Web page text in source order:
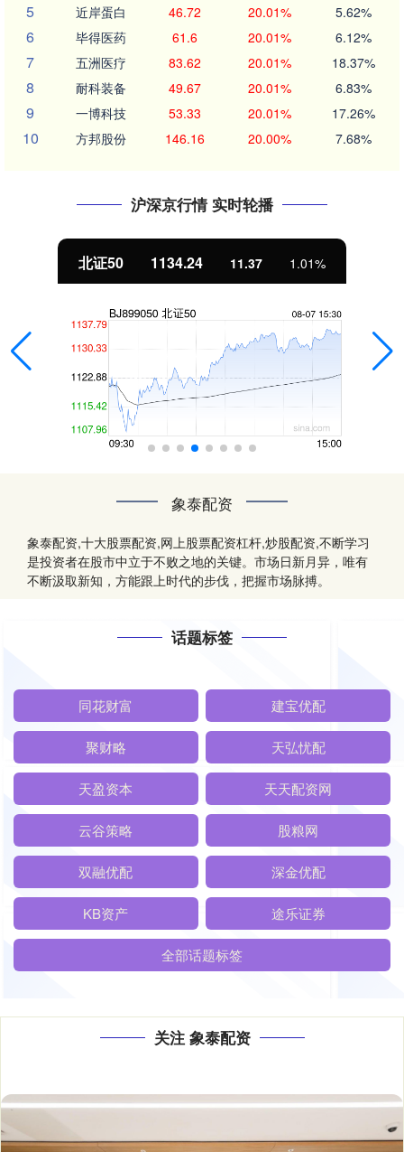
5 近岸蛋白 46.72 20.01% 5.62%
6 毕得医药 61.6 20.01% 6.12%
7 五洲医疗 83.62 20.01% 18.37%
8 耐科装备 49.67 20.01% 6.83%
9 一博科技 53.33 20.01% 17.26%
10 方邦股份 146.16 20.00% 7.68%
沪深京行情 实时轮播
北证50 1134.24 11.37 1.01%
象泰配资
象泰配资,十大股票配资,网上股票配资杠杆,炒股配资,不断学习
是投资者在股市中立于不败之地的关键。市场日新月异，唯有
不断汲取新知，方能跟上时代的步伐，把握市场脉搏。
话题标签
同花财富 建宝优配
聚财略 天弘忧配
天盈资本 天天配资网
云谷策略 股粮网
双融优配 深金优配
KB资产 途乐证券
全部话题标签
关注 象泰配资